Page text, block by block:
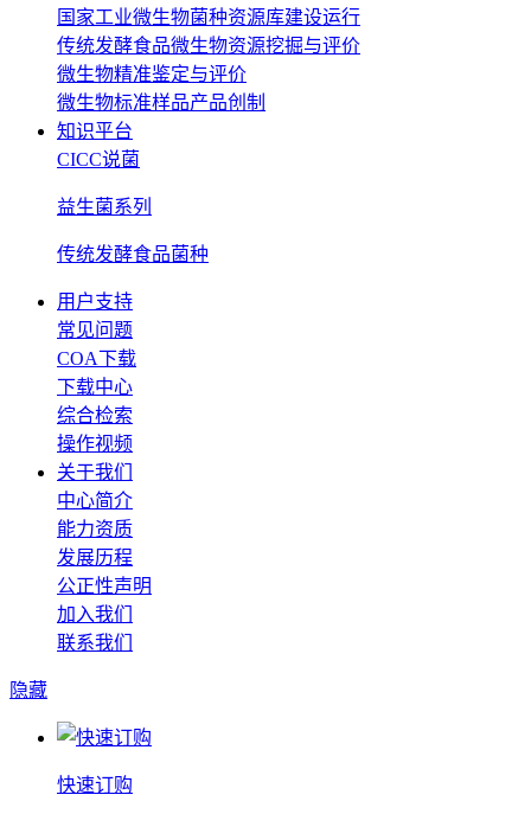
国家工业微生物菌种资源库建设运行
传统发酵食品微生物资源挖掘与评价
微生物精准鉴定与评价
微生物标准样品产品创制
知识平台
CICC说菌
益生菌系列
传统发酵食品菌种
用户支持
常见问题
COA下载
下载中心
综合检索
操作视频
关于我们
中心简介
能力资质
发展历程
公正性声明
加入我们
联系我们
隐藏
快速订购